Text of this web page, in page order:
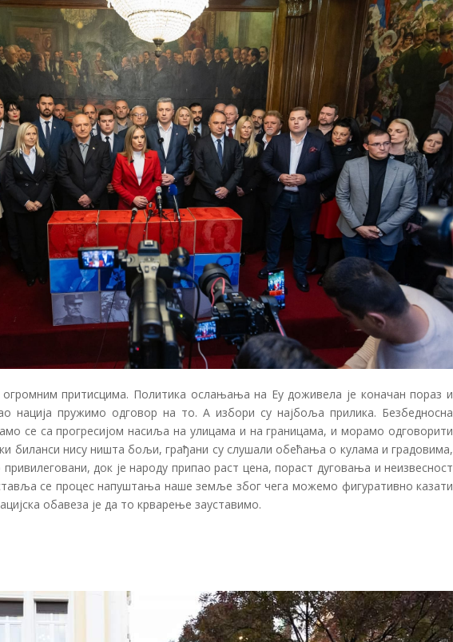
огромним притисцима. Политика ослањања на Еу доживела је коначан пораз и
нација пружимо одговор на то. А избори су најбоља прилика. Безбедносна
се са прогресијом насиља на улицама и на границама, и морамо одговорити
биланси нису ништа бољи, грађани су слушали обећања о кулама и градовима,
док је народу припао раст цена, пораст дуговања и неизвесност
се процес напуштања наше земље због чега можемо фигуративно казати
обавеза је да то крварење зауставимо.